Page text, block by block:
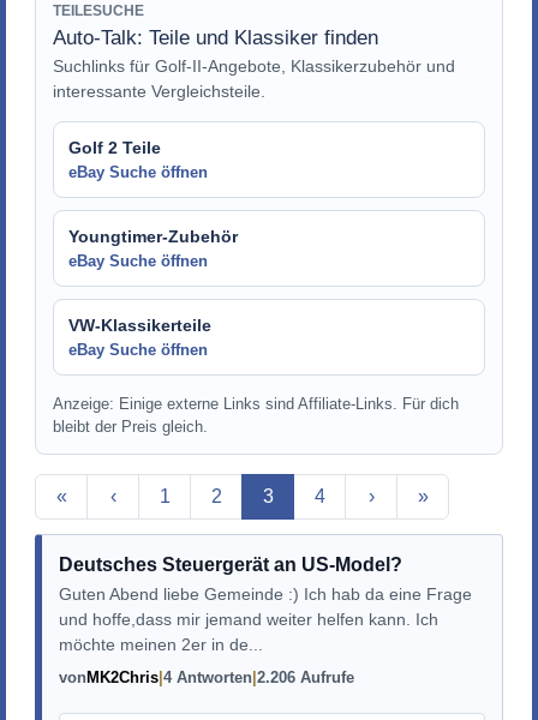
TEILESUCHE
Auto-Talk: Teile und Klassiker finden
Suchlinks für Golf-II-Angebote, Klassikerzubehör und
interessante Vergleichsteile.
Golf 2 Teile
eBay Suche öffnen
Youngtimer-Zubehör
eBay Suche öffnen
VW-Klassikerteile
eBay Suche öffnen
Anzeige: Einige externe Links sind Affiliate-Links. Für dich
bleibt der Preis gleich.
« ‹ 1 2 Aktuelle Seite
3 4 › »
Deutsches Steuergerät an US-Model?
Guten Abend liebe Gemeinde :) Ich hab da eine Frage
und hoffe,dass mir jemand weiter helfen kann. Ich
möchte meinen 2er in de...
vonMK2Chris 4 Antworten 2.206 Aufrufe